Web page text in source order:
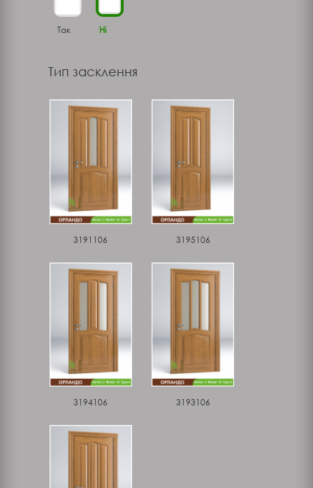
Так Ні
Тип засклення
3191106 3195106
3194106 3193106